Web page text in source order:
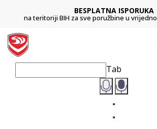
BESPLATNA ISPORUKA
na teritoriji BIH za sve poružbine u
Tab